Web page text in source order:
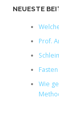
NEUESTE
Prof.
Wie